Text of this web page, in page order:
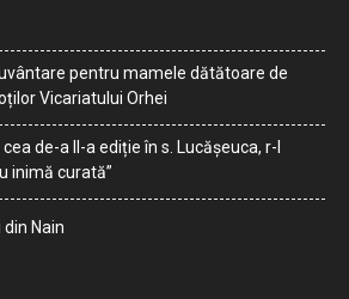
pentru mamele dătătoare de
Vicariatului Orhei
de-a II-a ediție în s. Lucășeuca, r-l
inimă curată”
din Nain